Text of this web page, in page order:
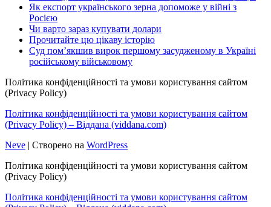
Як експорт українського зерна допоможе у війні з
Росією
Чи варто зараз купувати долари
Прочитайте цю цікаву історію
Суд пом’якшив вирок першому засудженому в Україні
російському військовому
Політика конфіденційності та умови користування сайтом
(Privacy Policy)
Політика конфіденційності та умови користування сайтом
(Privacy Policy) – Віддана (viddana.com)
Neve | Створено на WordPress
Політика конфіденційності та умови користування сайтом
(Privacy Policy)
Політика конфіденційності та умови користування сайтом